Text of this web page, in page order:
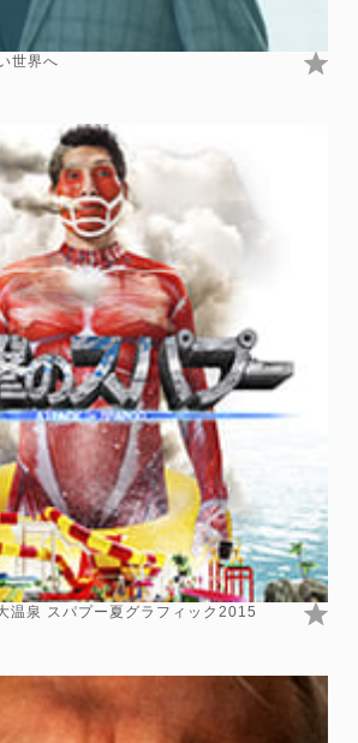
世界へ
温泉 スパプー夏グラフィック2015